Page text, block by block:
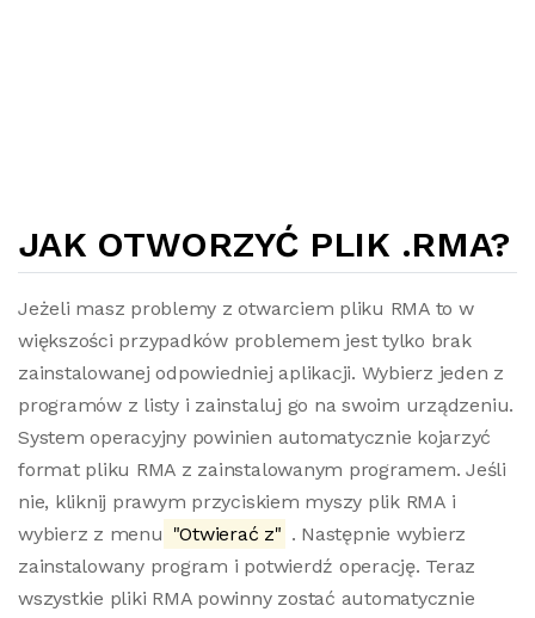
JAK OTWORZYĆ PLIK .RMA?
Jeżeli masz problemy z otwarciem pliku RMA to w
większości przypadków problemem jest tylko brak
zainstalowanej odpowiedniej aplikacji. Wybierz jeden z
programów z listy i zainstaluj go na swoim urządzeniu.
System operacyjny powinien automatycznie kojarzyć
format pliku RMA z zainstalowanym programem. Jeśli
nie, kliknij prawym przyciskiem myszy plik RMA i
wybierz z menu "Otwierać z" . Następnie wybierz
zainstalowany program i potwierdź operację. Teraz
wszystkie pliki RMA powinny zostać automatycznie